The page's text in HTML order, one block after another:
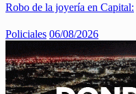
Robo de la joyería en Capital:
Policiales 06/08/2026